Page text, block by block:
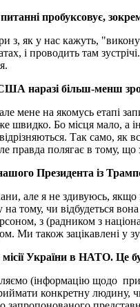
пробуксовує,
з, як у нас кажуть,
і проводить там
наразі більш-менш
мене на якомусь етапі
Бо місця мало, а
Так само, як
правда полягає в тому,
Президента із
але я не здивуюсь,
тому, чи відбудеться
з (радником з
Ми також зацікавлені у
України в НАТО. Це
(інформацію щодо
конкретну